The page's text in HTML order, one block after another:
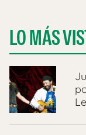
LO MÁS